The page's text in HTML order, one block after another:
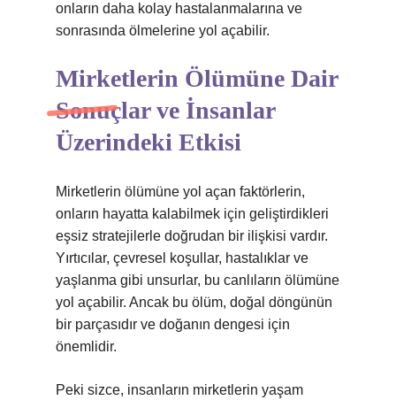
onların daha kolay hastalanmalarına ve
sonrasında ölmelerine yol açabilir.
Mirketlerin Ölümüne Dair
Sonuçlar ve İnsanlar
Üzerindeki Etkisi
Mirketlerin ölümüne yol açan faktörlerin,
onların hayatta kalabilmek için geliştirdikleri
eşsiz stratejilerle doğrudan bir ilişkisi vardır.
Yırtıcılar, çevresel koşullar, hastalıklar ve
yaşlanma gibi unsurlar, bu canlıların ölümüne
yol açabilir. Ancak bu ölüm, doğal döngünün
bir parçasıdır ve doğanın dengesi için
önemlidir.
Peki sizce, insanların mirketlerin yaşam